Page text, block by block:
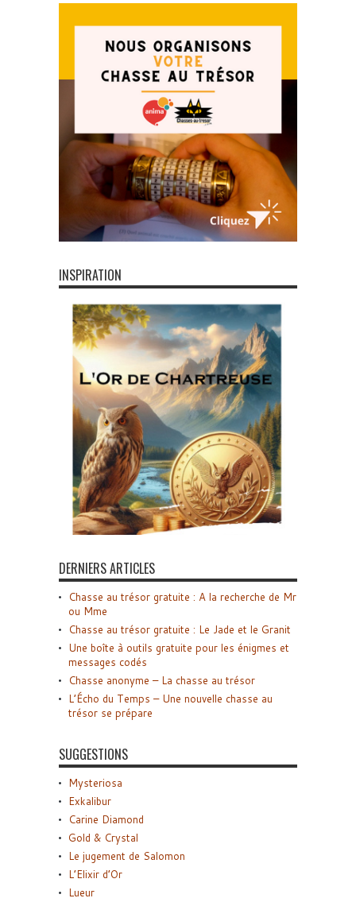
INSPIRATION
DERNIERS ARTICLES
Chasse au trésor gratuite : A la recherche de Mr
ou Mme
Chasse au trésor gratuite : Le Jade et le Granit
Une boîte à outils gratuite pour les énigmes et
messages codés
Chasse anonyme – La chasse au trésor
L’Écho du Temps – Une nouvelle chasse au
trésor se prépare
SUGGESTIONS
Mysteriosa
Exkalibur
Carine Diamond
Gold & Crystal
Le jugement de Salomon
L’Elixir d’Or
Lueur